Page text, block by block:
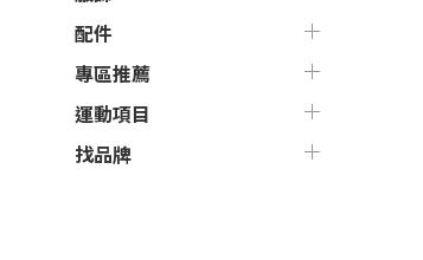
配件
專區推薦
運動項目
找品牌